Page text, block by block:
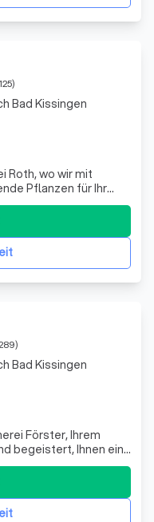
Roth, wo wir mit
Pflanzen für Ihr
unseren
eine Vielzahl von
die wir mit größter
Bad Kissingen
Förster, Ihrem
begeistert, Ihnen eine
Innen- und
aus
um Ihre
Ob Sie nach
Bad Kissingen